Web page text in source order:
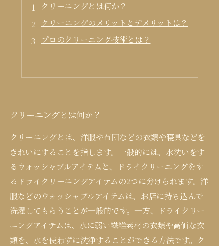
クリーニングとは何か？
クリーニングのメリットとデメリットは？
プロのクリーニング技術とは？
クリーニングとは何か？
クリーニングとは、洋服や布団などの衣類や寝具などを
きれいにすることを指します。一般的には、水洗いをす
るウォッシャブルアイテムと、ドライクリーニングをす
るドライクリーニングアイテムの2つに分けられます。洋
服などのウォッシャブルアイテムは、お店に持ち込んで
洗濯してもらうことが一般的です。一方、ドライクリー
ニングアイテムは、水に弱い繊維素材の衣類や高価な衣
類を、水を使わずに洗浄することができる方法です。ク